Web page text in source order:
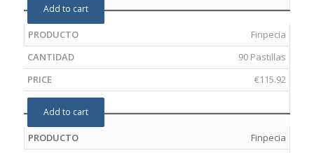
Add to cart
Finpecia
90 Pastillas
€115.92
Add to cart
Finpecia